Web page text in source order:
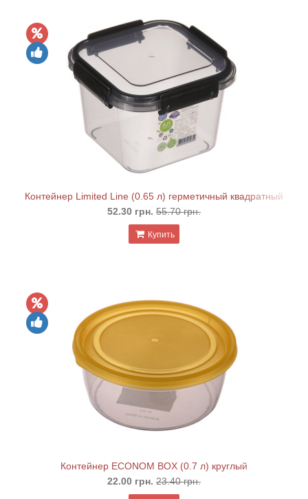
Контейнер Limited Line (0.65 л) герметичный квадратный
52.30 грн. 55.70 грн.
Купить
Контейнер ECONOM BOX (0.7 л) круглый
22.00 грн. 23.40 грн.